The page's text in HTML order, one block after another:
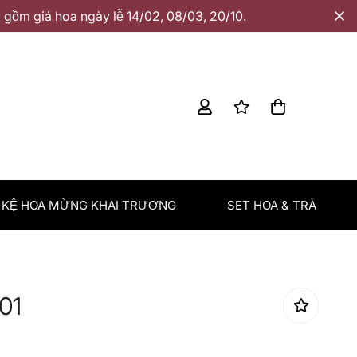
giá hoa ngày lễ 14/02, 08/03, 20/10.
KỆ HOA MỪNG KHAI TRƯƠNG SET HOA & TRÀ